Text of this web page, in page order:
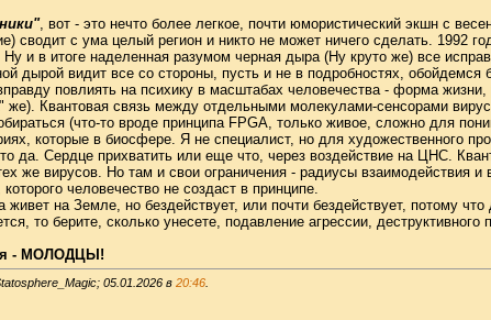
, вот - это нечто более легкое, почти юмористический экшн с
сводит с ума целый регион и никто не может ничего сделать.
и в итоге наделенная разумом черная дыра (Ну круто же) все
дырой видит все со стороны, пусть и не в подробностях, обойдемся
повлиять на психику в масштабах человечества - форма
же). Квантовая связь между отдельными молекулами-сенсорами
(что-то вроде принципа FPGA, только живое, сложно для
которые в биосфере. Я не специалист, но для
да. Сердце прихватить или еще что, через воздействие на ЦНС.
же вирусов. Но там и свои ограничения - радиусы
человечество не создаст в принципе.
на Земле, но бездействует, или почти бездействует, потому
то берите, сколько унесете, подавление агрессии,
- МОЛОДЦЫ!
05.01.2026 в 20:46